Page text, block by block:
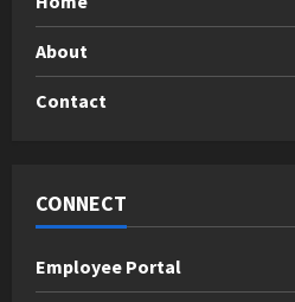
About
Contact
CONNECT
Employee Portal